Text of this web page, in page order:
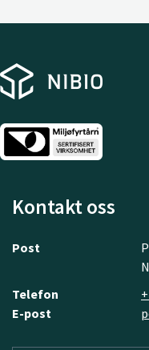
Kontakt oss
Post
Telefon
E-post